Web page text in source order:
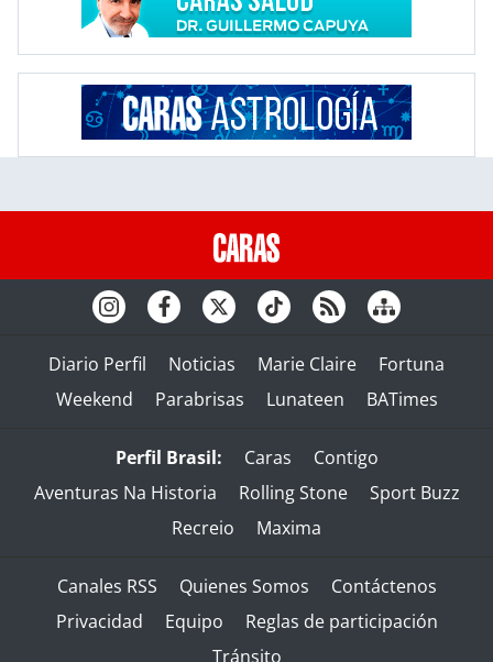
Diario Perfil Noticias Marie Claire
Fortuna
Weekend
Parabrisas Lunateen BATimes
Perfil Brasil: Caras
Contigo
Aventuras Na Historia
Rolling Stone
Sport Buzz
Recreio
Maxima
Canales RSS Quienes Somos
Contáctenos
Privacidad
Equipo
Reglas de participación
Tránsito